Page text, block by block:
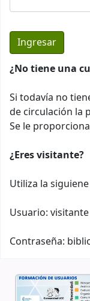
¿No tiene una
Si todavía no
de circulación la
Se le
¿Eres visitante?
Utiliza la
Usuario: visitante
Contraseña: